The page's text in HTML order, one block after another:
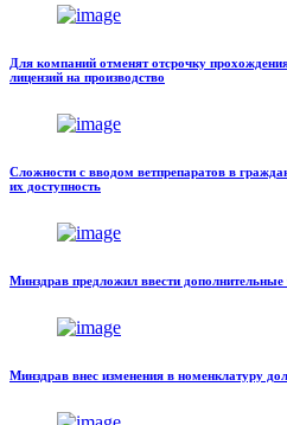
Для компаний отменят отсрочку
лицензий на производство
Сложности с вводом ветпрепаратов в
их доступность
Минздрав предложил ввести дополнительные
Минздрав внес изменения в номенклатуру